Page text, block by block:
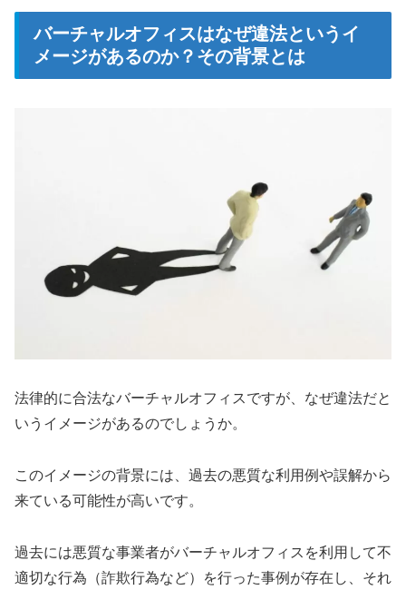
バーチャルオフィスはなぜ違法というイ
メージがあるのか？その背景とは
法律的に合法なバーチャルオフィスですが、なぜ違法だと
いうイメージがあるのでしょうか。
このイメージの背景には、過去の悪質な利用例や誤解から
来ている可能性が高いです。
過去には悪質な事業者がバーチャルオフィスを利用して不
適切な行為（詐欺行為など）を行った事例が存在し、それ